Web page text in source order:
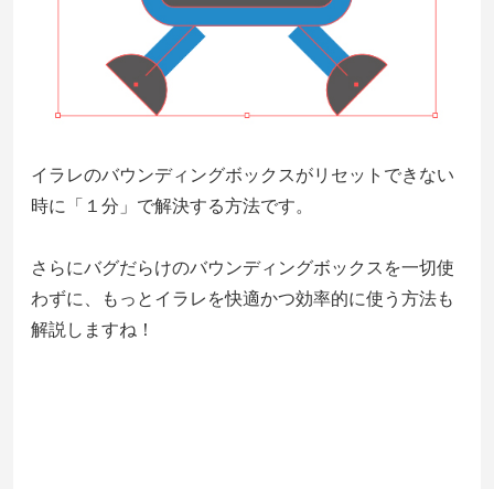
イラレのバウンディングボックスがリセットできない
時に「１分」で解決する方法です。
さらにバグだらけのバウンディングボックスを一切使
わずに、もっとイラレを快適かつ効率的に使う方法も
解説しますね！